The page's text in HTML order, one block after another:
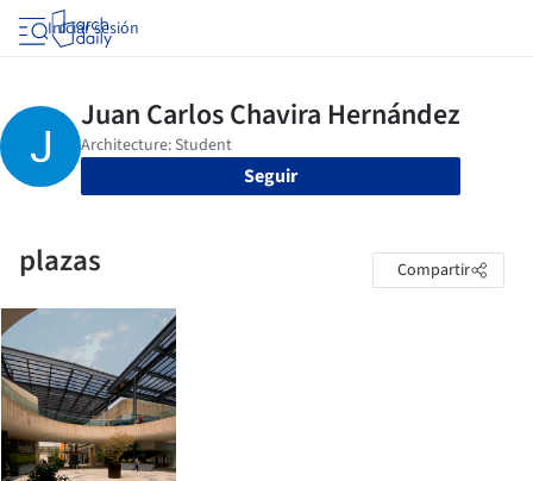
Iniciar sesión
Seguir
plazas Compartir